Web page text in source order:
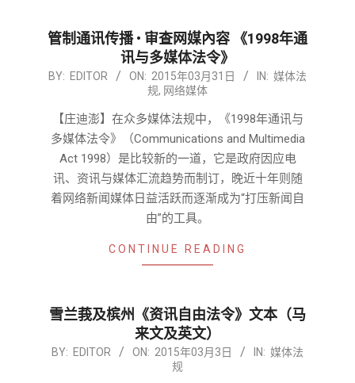
管制通讯传播 • 审查网媒內容 《1998年通
讯与多媒体法令》
2015-
BY: EDITOR ON: 2015年03月31日 IN: 媒体法
规, 网络媒体
【庄迪澎】在众多媒体法规中，《1998年通讯与
多媒体法令》（Communications and Multimedia
Act 1998）是比较新的一道，它是政府因应电
讯、资讯与媒体汇流趋势而制订，晚近十年则随
着网络新闻媒体日益活跃而逐渐成为“打压新闻自
由”的工具。
CONTINUE READING
雪兰莪及槟州《资讯自由法令》文本（马
来文及英文）
2015-
BY: EDITOR ON: 2015年03月3日 IN: 媒体法
规